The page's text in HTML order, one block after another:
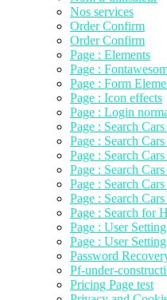
Nos services
Order Confirm
Order Confirm
Page : Elements
Page :
Page : Form
Page : Icon effects
Page : Login
Page : Search
Page : Search
Page : Search
Page : Search
Page : Search
Page : Search
Page : Search for
Page : User Setting
Page : User Setting
Password
Pf-under-
Pricing Page test